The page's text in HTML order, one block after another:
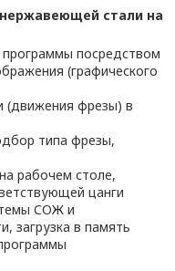
стали на
посредством
(графического
(движения фрезы) в
типа фрезы,
рабочем столе,
цанги
СОЖ и
загрузка в память